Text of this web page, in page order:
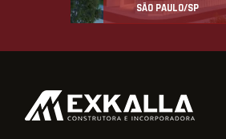
SÃO PAULO/SP